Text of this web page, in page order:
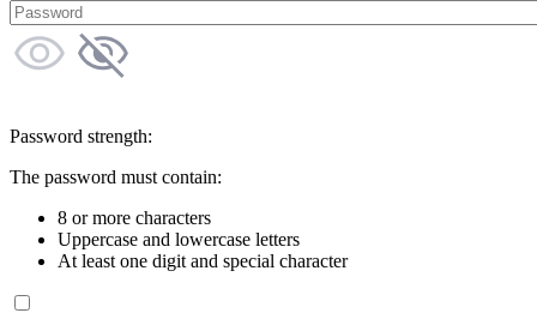
Password strength:
The password must contain:
8 or more characters
Uppercase and lowercase letters
At least one digit and special character